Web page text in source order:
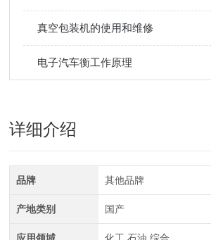
真空包装机的使用和维修
电子汽车衡工作原理
详细介绍
品牌 其他品牌
产地类别 国产